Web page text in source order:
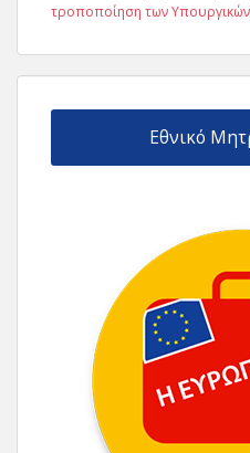
τροποποίηση των
Εθνικό